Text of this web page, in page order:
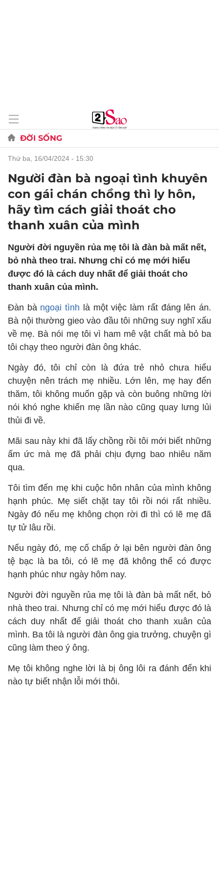
ĐỜI SỐNG
thứ ba, 16/04/2024 - 15:30
Người đàn bà ngoại tình khuyên
con gái chán chồng thì ly hôn,
hãy tìm cách giải thoát cho
thanh xuân của mình
Người đời nguyền rủa mẹ tôi là đàn bà mất nết,
bỏ nhà theo trai. Nhưng chỉ có mẹ mới hiểu
được đó là cách duy nhất để giải thoát cho
thanh xuân của mình.
Đàn bà ngoại tình là một việc làm rất đáng lên án.
Bà nội thường gieo vào đầu tôi những suy nghĩ xấu
về mẹ. Bà nói mẹ tôi vì ham mê vật chất mà bỏ ba
tôi chạy theo người đàn ông khác.
Ngày đó, tôi chỉ còn là đứa trẻ nhỏ chưa hiểu
chuyện nên trách mẹ nhiều. Lớn lên, mẹ hay đến
thăm, tôi không muốn gặp và còn buông những lời
nói khó nghe khiến mẹ lần nào cũng quay lưng lủi
thủi đi về.
Mãi sau này khi đã lấy chồng rồi tôi mới biết những
ấm ức mà mẹ đã phải chịu đựng bao nhiêu năm
qua.
Tôi tìm đến mẹ khi cuộc hôn nhân của mình không
hạnh phúc. Mẹ siết chặt tay tôi rồi nói rất nhiều.
Ngày đó nếu mẹ không chọn rời đi thì có lẽ mẹ đã
tự tử lâu rồi.
Nếu ngày đó, mẹ cố chấp ở lại bên người đàn ông
tệ bạc là ba tôi, có lẽ mẹ đã không thể có được
hạnh phúc như ngày hôm nay.
Người đời nguyền rủa mẹ tôi là đàn bà mất nết, bỏ
nhà theo trai. Nhưng chỉ có mẹ mới hiểu được đó là
cách duy nhất để giải thoát cho thanh xuân của
mình. Ba tôi là người đàn ông gia trưởng, chuyện gì
cũng làm theo ý ông.
Mẹ tôi không nghe lời là bị ông lôi ra đánh đến khi
nào tự biết nhận lỗi mới thôi.